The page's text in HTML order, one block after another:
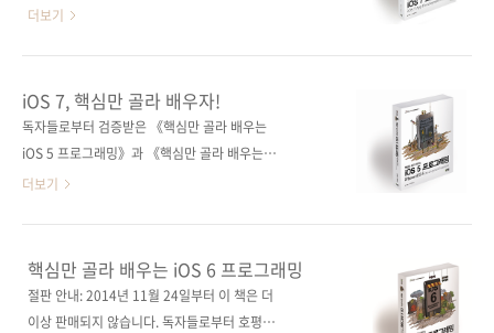
가 모두 스위프트(Swift)로 변경되었고, 이전에
오브젝티브-C 언어 사용법은 당연히 스위프트
Xcode 6와 iOS 8에 새롭게 도입된 기능들(스위
프트 플레이그라운드, 사이즈 클래스를 이용한
유니버셜 사용자 인터페이스 설계..
은 《핵심만 골라 배우는 iOS 8 프로그래밍》입
보이는 iOS 앱 개발자들의 필수 레퍼런스! 출판
사 제이펍원출판사 CreateSpace
Independent Publishing Platform원서명
Developing iOS 7 Apps for the iPhone and
iPad(원서 ISBN: 9781492854340)저자명 닐
I♥Mobile 24 (아이러브모바일 24)출판일
2014년 5월 14일..
더보기
iOS 7, 핵심만 골라 배우자!
독자들로부터 검증받은 《핵심만 골라 배우는
iOS 5 프로그래밍》과 《핵심만 골라 배우는
iOS 6 프로그래밍》에 이어 7 버전 책이 곧 출간
되었습니다. 좀 더 일찍 출간해야 했으나, 베타리
더들로 하여금 출간 전 사전 검증 과정을 거치느
라 예상 출간일보다 한 달 가량 늦어졌네요. 참고
더보기
핵심만 골라 배우는 iOS 6 프로그래밍
절판 안내: 2014년 11월 24일부터 이 책은 더
이상 판매되지 않습니다. 독자들로부터 호평받